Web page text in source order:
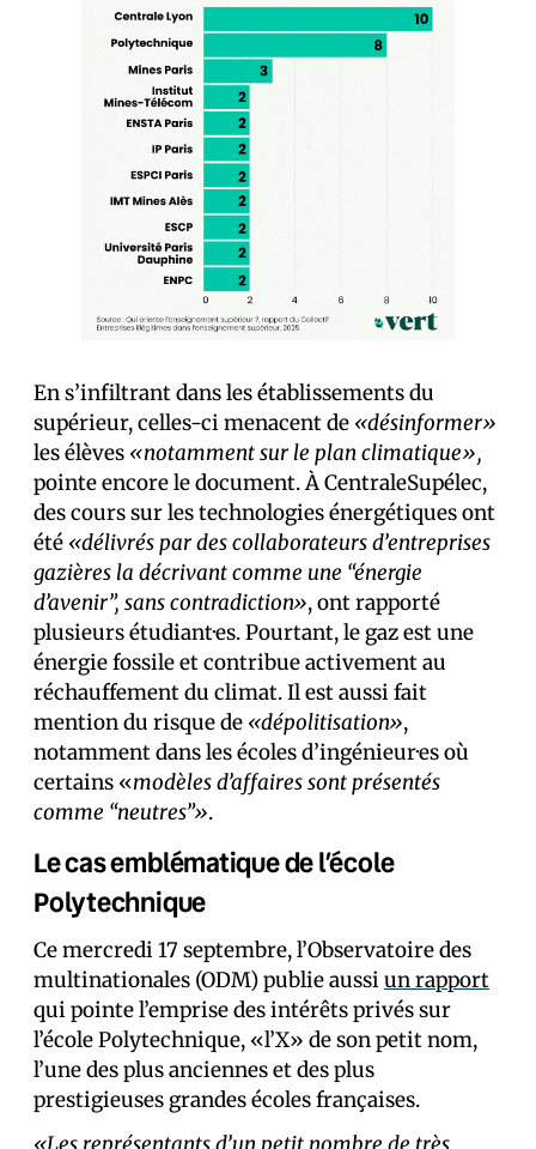
En s’infiltrant dans les établissements du
supérieur, celles-ci menacent de «désinformer»
les élèves «notamment sur le plan climatique»,
pointe encore le document. À CentraleSupélec,
des cours sur les technologies énergétiques ont
été «délivrés par des collaborateurs d’entreprises
gazières la décrivant comme une “énergie
d’avenir”, sans contradiction», ont rapporté
plusieurs étudiant·es. Pourtant, le gaz est une
énergie fossile et contribue activement au
réchauffement du climat. Il est aussi fait
mention du risque de «dépolitisation»,
notamment dans les écoles d’ingénieur·es où
certains «modèles d’affaires sont présentés
comme “neutres”».
Le cas emblématique de l’école
Polytechnique
Ce mercredi 17 septembre, l’Observatoire des
multinationales (ODM) publie aussi un rapport
qui pointe l’emprise des intérêts privés sur
l’école Polytechnique, «l’X» de son petit nom,
l’une des plus anciennes et des plus
prestigieuses grandes écoles françaises.
«Les représentants d’un petit nombre de très